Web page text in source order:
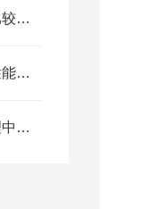
螺旋式砂水分离器这样安装才比较合理
螺旋砂水分离器的主要应用与性能特点
旋流沉砂池除污机在现代水处理中的应用与效益